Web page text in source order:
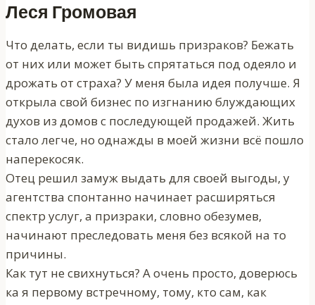
Леся Громовая
Что делать, если ты видишь призраков? Бежать
от них или может быть спрятаться под одеяло и
дрожать от страха? У меня была идея получше. Я
открыла свой бизнес по изгнанию блуждающих
духов из домов с последующей продажей. Жить
стало легче, но однажды в моей жизни всё пошло
наперекосяк.
Отец решил замуж выдать для своей выгоды, у
агентства спонтанно начинает расширяться
спектр услуг, а призраки, словно обезумев,
начинают преследовать меня без всякой на то
причины.
Как тут не свихнуться? А очень просто, доверюсь
ка я первому встречному, тому, кто сам, как